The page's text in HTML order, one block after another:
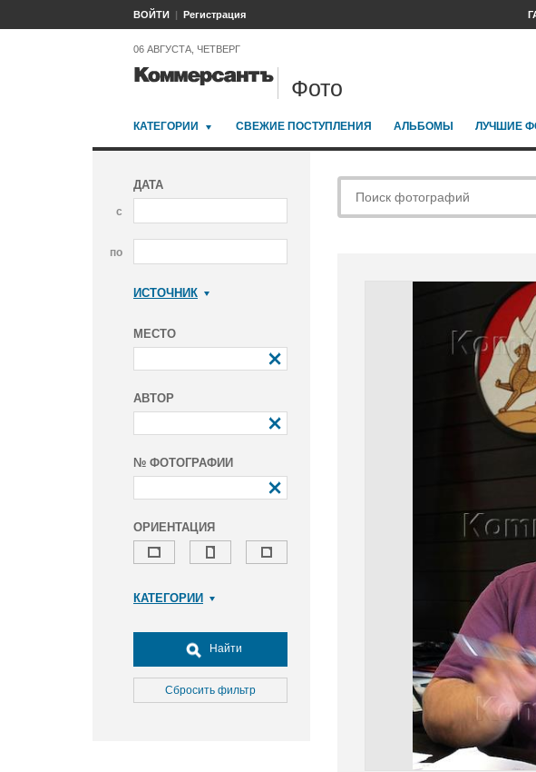
ВОЙТИ Регистрация
06 АВГУСТА, ЧЕТВЕРГ
Фото
КАТЕГОРИИ СВЕЖИЕ ПОСТУПЛЕНИЯ АЛЬБОМЫ ЛУЧШИЕ
ДАТА
с
по
ИСТОЧНИК
МЕСТО
АВТОР
№ ФОТОГРАФИИ
ОРИЕНТАЦИЯ
КАТЕГОРИИ
Досуг, туризм и отдых
Культура
Медицина
Найти
Сбросить фильтр